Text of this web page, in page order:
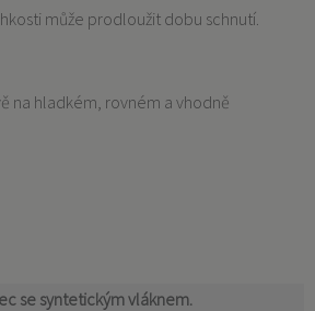
může prodloužit dobu schnutí.
na hladkém, rovném a vhodně
se syntetickým vláknem.